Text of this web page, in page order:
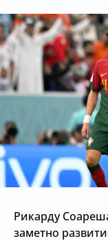
Рикарду
заметно